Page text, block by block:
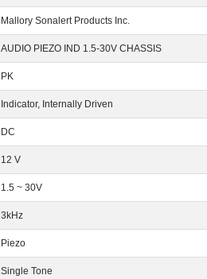
Mallory Sonalert Products Inc.
AUDIO PIEZO IND 1.5-30V CHASSIS
PK
Indicator, Internally Driven
DC
12 V
1.5 ~ 30V
3kHz
Piezo
Single Tone